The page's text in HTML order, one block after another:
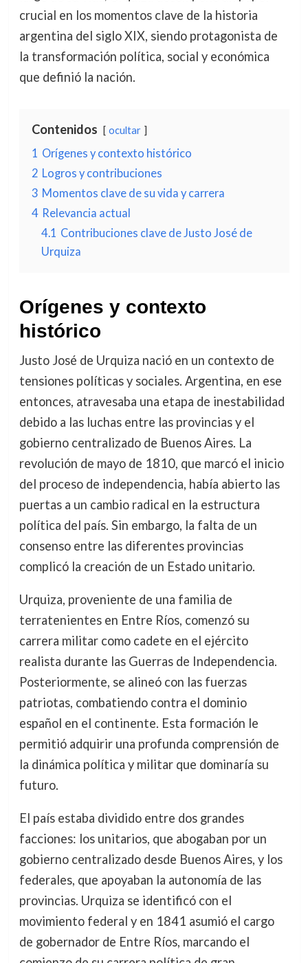
crucial en los momentos clave de la historia
argentina del siglo XIX, siendo protagonista de
la transformación política, social y económica
que definió la nación.
Contenidos ocultar
1 Orígenes y contexto histórico
2 Logros y contribuciones
3 Momentos clave de su vida y carrera
4 Relevancia actual
4.1 Contribuciones clave de Justo José de
Urquiza
Orígenes y contexto
histórico
Justo José de Urquiza nació en un contexto de
tensiones políticas y sociales. Argentina, en ese
entonces, atravesaba una etapa de inestabilidad
debido a las luchas entre las provincias y el
gobierno centralizado de Buenos Aires. La
revolución de mayo de 1810, que marcó el inicio
del proceso de independencia, había abierto las
puertas a un cambio radical en la estructura
política del país. Sin embargo, la falta de un
consenso entre las diferentes provincias
complicó la creación de un Estado unitario.
Urquiza, proveniente de una familia de
terratenientes en Entre Ríos, comenzó su
carrera militar como cadete en el ejército
realista durante las Guerras de Independencia.
Posteriormente, se alineó con las fuerzas
patriotas, combatiendo contra el dominio
español en el continente. Esta formación le
permitió adquirir una profunda comprensión de
la dinámica política y militar que dominaría su
futuro.
El país estaba dividido entre dos grandes
facciones: los unitarios, que abogaban por un
gobierno centralizado desde Buenos Aires, y los
federales, que apoyaban la autonomía de las
provincias. Urquiza se identificó con el
movimiento federal y en 1841 asumió el cargo
de gobernador de Entre Ríos, marcando el